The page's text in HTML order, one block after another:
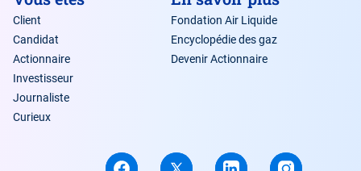
Client
Candidat
Actionnaire
Investisseur
Journaliste
Curieux
Fondation Air Liquide
Encyclopédie des gaz
Devenir Actionnaire